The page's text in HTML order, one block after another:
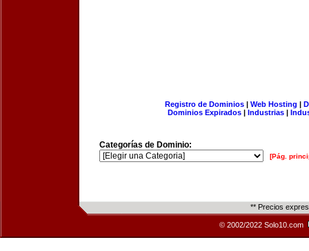
Registro de Dominios| Web Hosting |
Dominios Expirados | Industrias |
Categorías de Dominio:
[Pág.
** Precios
© 2002/2022 Solo10.com